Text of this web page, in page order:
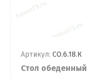
Артикул: СО.6.18.К
Стол